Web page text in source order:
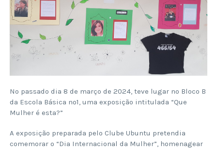
No passado dia 8 de março de 2024, teve lugar no Bloco B
da Escola Básica nº1, uma exposição intitulada “Que
Mulher é esta?”
A exposição preparada pelo Clube Ubuntu pretendia
comemorar o “Dia Internacional da Mulher”, homenagear